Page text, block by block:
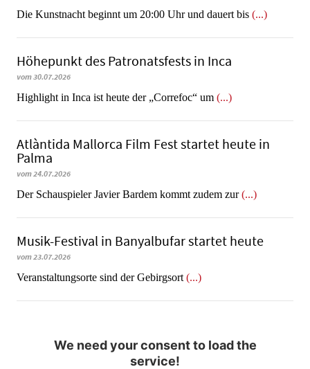
Die Kunstnacht beginnt um 20:00 Uhr und dauert bis (...)
Höhepunkt des Patronatsfests in Inca
vom 30.07.2026
Highlight in Inca ist heute der „Correfoc“ um (...)
Atlàntida Mallorca Film Fest startet heute in
Palma
vom 24.07.2026
Der Schauspieler Javier Bardem kommt zudem zur(...)
Musik-Festival in Ban­yal­bu­far startet heute
vom 23.07.2026
Veranstaltungsorte sind der Gebirgsort (...)
We need your consent to load the
service!